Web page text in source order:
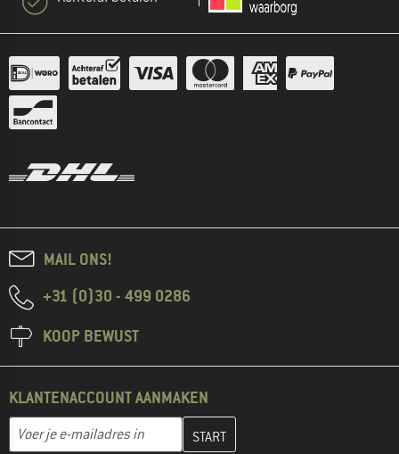
MAIL ONS!
+31 (0)30 - 499 0286
KOOP BEWUST
KLANTENACCOUNT AANMAKEN
E-mailadres
Vul je e-mailadres hier in en maak in de volgende stap je